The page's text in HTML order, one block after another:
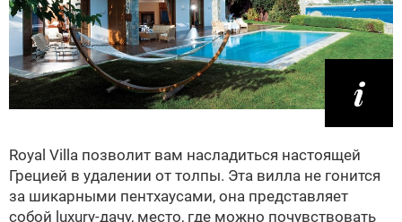
Royal Villa позволит вам насладиться настоящей
Грецией в удалении от толпы. Эта вилла не гонится
за шикарными пентхаусами, она представляет
собой luxury-дачу, место, где можно почувствовать